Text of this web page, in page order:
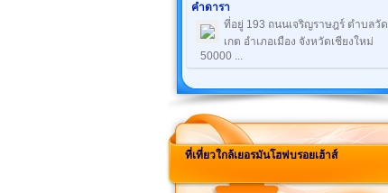
คำดารา
ที่อยู่ 193 ถนนเจริญราษฎร์ ตำบลวัด
เกต อำเภอเมือง จังหวัดเชียงใหม่
50000 ...
ที่เที่ยวใกล้เยอรมันโฮฟบรอยเฮ้าส์